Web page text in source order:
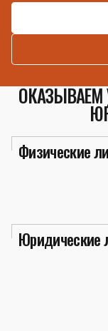
ОКАЗЫВАЕМ
Физические
Юридические